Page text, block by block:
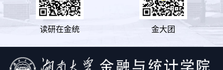
读研在金统 金大团